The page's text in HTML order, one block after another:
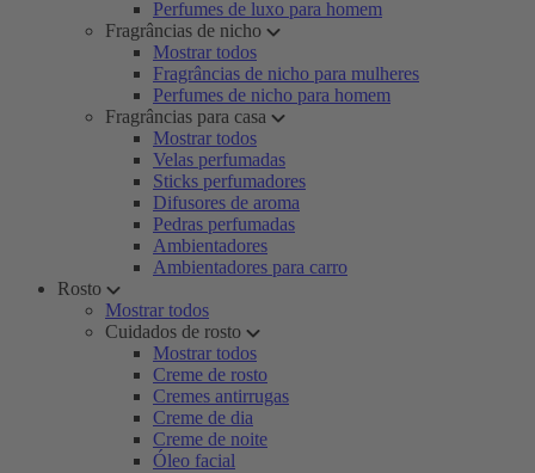
Perfumes de luxo para homem
Fragrâncias de nicho
Mostrar todos
Fragrâncias de nicho para mulheres
Perfumes de nicho para homem
Fragrâncias para casa
Mostrar todos
Velas perfumadas
Sticks perfumadores
Difusores de aroma
Pedras perfumadas
Ambientadores
Ambientadores para carro
Rosto
Mostrar todos
Cuidados de rosto
Mostrar todos
Creme de rosto
Cremes antirrugas
Creme de dia
Creme de noite
Óleo facial